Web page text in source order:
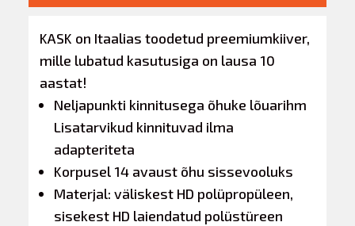
KASK on Itaalias toodetud preemiumkiiver,
mille lubatud kasutusiga on lausa 10
aastat!
​Neljapunkti kinnitusega õhuke lõuarihm
Lisatarvikud kinnituvad ilma
adapteriteta
Korpusel 14 avaust õhu sissevooluks
Materjal: väliskest HD polüpropüleen,
sisekest HD laiendatud polüstüreen